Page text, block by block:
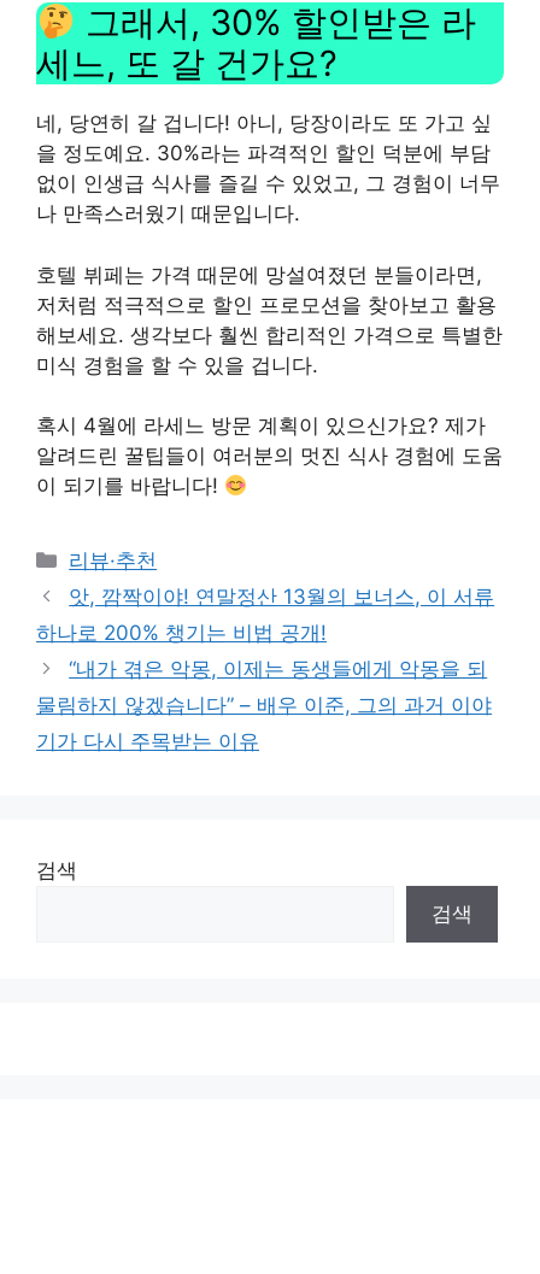
그래서, 30% 할인받은 라
세느, 또 갈 건가요?
네, 당연히 갈 겁니다! 아니, 당장이라도 또 가고 싶
을 정도예요. 30%라는 파격적인 할인 덕분에 부담
없이 인생급 식사를 즐길 수 있었고, 그 경험이 너무
나 만족스러웠기 때문입니다.
호텔 뷔페는 가격 때문에 망설여졌던 분들이라면,
저처럼 적극적으로 할인 프로모션을 찾아보고 활용
해보세요. 생각보다 훨씬 합리적인 가격으로 특별한
미식 경험을 할 수 있을 겁니다.
혹시 4월에 라세느 방문 계획이 있으신가요? 제가
알려드린 꿀팁들이 여러분의 멋진 식사 경험에 도움
이 되기를 바랍니다!
Categories
리뷰·추천
앗, 깜짝이야! 연말정산 13월의 보너스, 이 서류
하나로 200% 챙기는 비법 공개!
“내가 겪은 악몽, 이제는 동생들에게 악몽을 되
물림하지 않겠습니다” – 배우 이준, 그의 과거 이야
기가 다시 주목받는 이유
검색
검색